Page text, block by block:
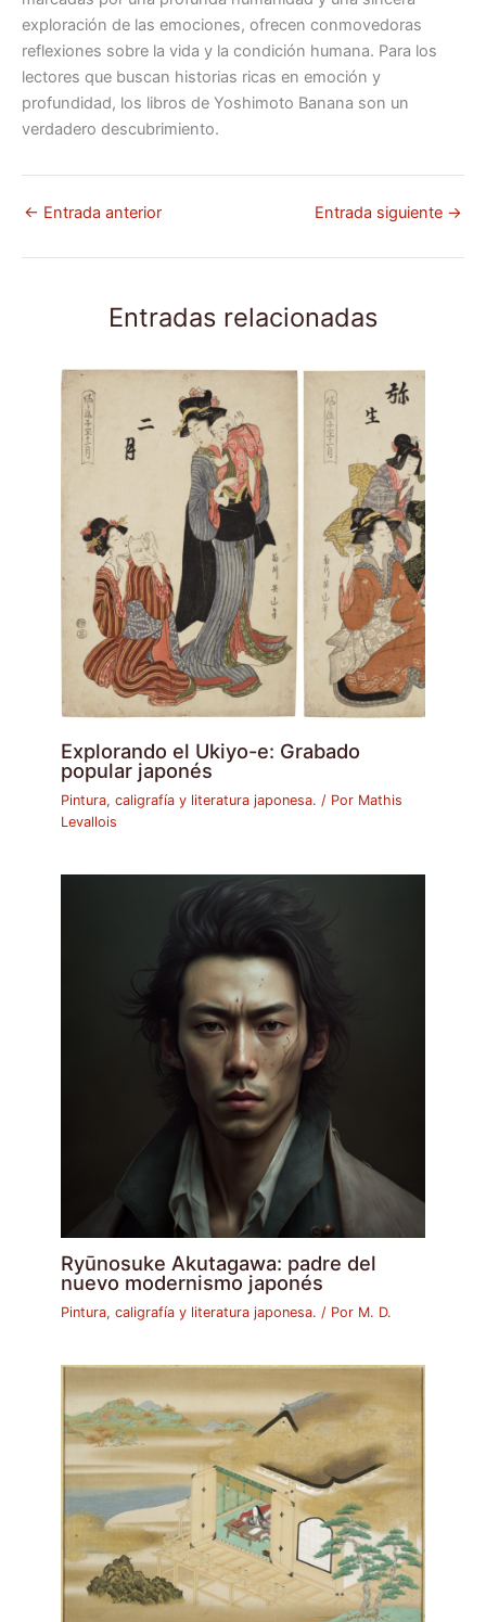
exploración de las emociones, ofrecen conmovedoras
reflexiones sobre la vida y la condición humana. Para los
lectores que buscan historias ricas en emoción y
profundidad, los libros de Yoshimoto Banana son un
verdadero descubrimiento.
← Entrada anterior Entrada siguiente →
Entradas relacionadas
Explorando el Ukiyo-e: Grabado
popular japonés
Pintura, caligrafía y literatura japonesa. / Por Mathis
Levallois
Ryūnosuke Akutagawa: padre del
nuevo modernismo japonés
Pintura, caligrafía y literatura japonesa. / Por M. D.